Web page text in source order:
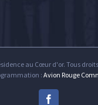
au Cœur d'or. Tous
: Avion Rouge